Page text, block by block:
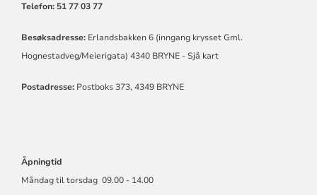
Telefon: 51 77 03 77
Besøksadresse:Erlandsbakken 6 (inngang krysset Gml.
Hognestadveg/Meierigata) 4340 BRYNE - Sjå kart
Postadresse:Postboks 373, 4349 BRYNE
Åpningtid
Måndag til torsdag 09.00 - 14.00